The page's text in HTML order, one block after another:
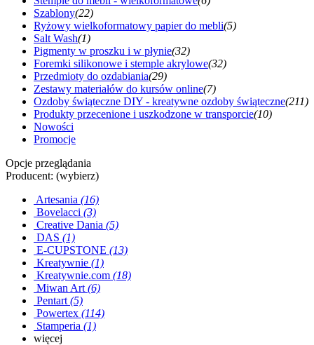
Szablony(22)
Ryżowy wielkoformatowy papier do mebli(5)
Salt Wash(1)
Pigmenty w proszku i w płynie(32)
Foremki silikonowe i stemple akrylowe(32)
Przedmioty do ozdabiania(29)
Zestawy materiałów do kursów online(7)
Ozdoby świąteczne DIY - kreatywne ozdoby świąteczne(211)
Produkty przecenione i uszkodzone w transporcie(10)
Nowości
Promocje
Opcje przeglądania
Producent: (wybierz)
Artesania (16)
Bovelacci (3)
Creative Dania (5)
DAS (1)
E-CUPSTONE (13)
Kreatywnie (1)
Kreatywnie.com (18)
Miwan Art (6)
Pentart (5)
Powertex (114)
Stamperia (1)
więcej